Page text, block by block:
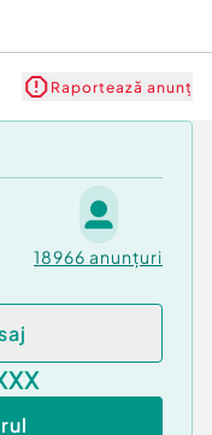
Raportează anunț
18966 anunțuri